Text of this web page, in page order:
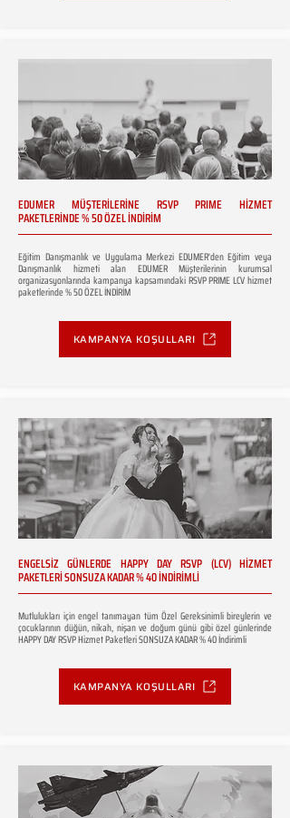
EDUMER MÜŞTERİLERİNE RSVP PRIME HİZMET
PAKETLERİNDE % 50 ÖZEL İNDİRİM
Eğitim Danışmanlık ve Uygulama Merkezi EDUMER'den Eğitim veya
Danışmanlık hizmeti alan EDUMER Müşterilerinin kurumsal
organizasyonlarında kampanya kapsamındaki RSVP PRIME LCV hizmet
paketlerinde % 50 ÖZEL İNDİRİM
KAMPANYA KOŞULLARI
ENGELSİZ GÜNLERDE HAPPY DAY RSVP (LCV) HİZMET
PAKETLERİ SONSUZA KADAR % 40 İNDİRİMLİ
Mutlulukları için engel tanımayan tüm Özel Gereksinimli bireylerin ve
çocuklarının düğün, nikah, nişan ve doğum günü gibi özel günlerinde
HAPPY DAY RSVP Hizmet Paketleri SONSUZA KADAR % 40 İndirimli
KAMPANYA KOŞULLARI